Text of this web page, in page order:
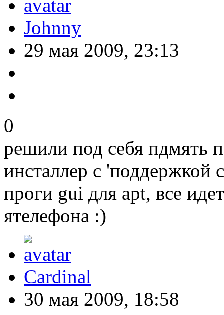
Johnny
29 мая 2009, 23:13
0
решили под себя пдмять
инсталлер с 'поддержкой
проги gui для apt, все
ятелефона :)
Cardinal
30 мая 2009, 18:58